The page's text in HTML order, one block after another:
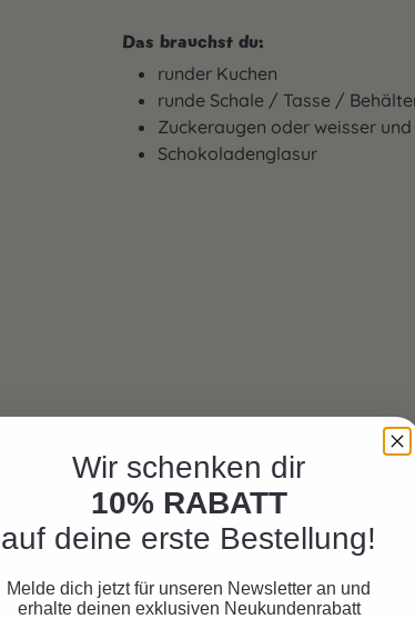
Das brauchst du:
runder Kuchen
runde Schale / Tasse /
Zuckeraugen oder weisser
Schokoladenglasur
Wir schenken dir
10% RABATT
auf deine erste Bestellung!
Melde dich jetzt für unseren Newsletter an und
erhalte deinen exklusiven Neukundenrabatt